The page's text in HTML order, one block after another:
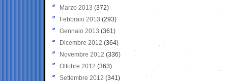
Marzo 2013 (372)
Febbraio 2013 (293)
Gennaio 2013 (361)
Dicembre 2012 (364)
Novembre 2012 (336)
Ottobre 2012 (363)
Settembre 2012 (341)